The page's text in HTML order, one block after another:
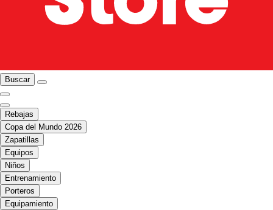
Buscar
Rebajas
Copa del Mundo 2026
Zapatillas
Equipos
Niños
Entrenamiento
Porteros
Equipamiento